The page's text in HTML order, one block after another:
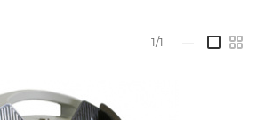
позволяет достичь
пересчета
и вывод на дисплей кода
банкнота всегда лежит
1/1